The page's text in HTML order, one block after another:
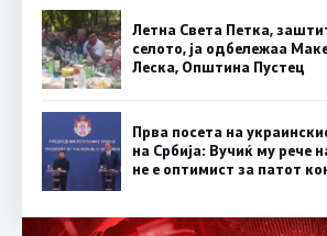
Летна Света Петка,
селото, ја одбележаа
Леска, Општина Пустец
Прва посета на
на Србија: Вучиќ му рече
не е оптимист за патот